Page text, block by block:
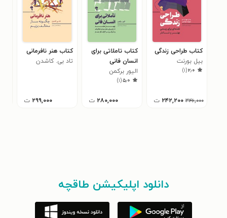
کتاب طراحی زندگی
بیل بورنت
۲٫۰(۱)
۳۴۶,۰۰۰ ۲۴۲,۲۰۰ ت
کتاب تاملاتی برای
انسان فانی
الیور برکمن
۵٫۰(۱)
۲۸۰,۰۰۰ ت
کتاب هنر نافرمانی
تاد بی. کاشدن
۲۹۹,۰۰۰ ت
دانلود اپلیکیشن طاقچه